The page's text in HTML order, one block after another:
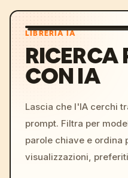
LIBRERIA IA
RICERCA
CON IA
Lascia che l'IA cerchi
prompt. Filtra per
parole chiave e ordina
visualizzazioni,